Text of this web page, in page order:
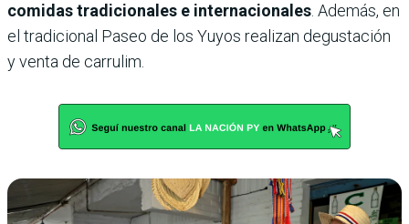
comidas tradicionales e internacionales . Además, en
el tradicional Paseo de los Yuyos realizan degustación
y venta de carrulim.